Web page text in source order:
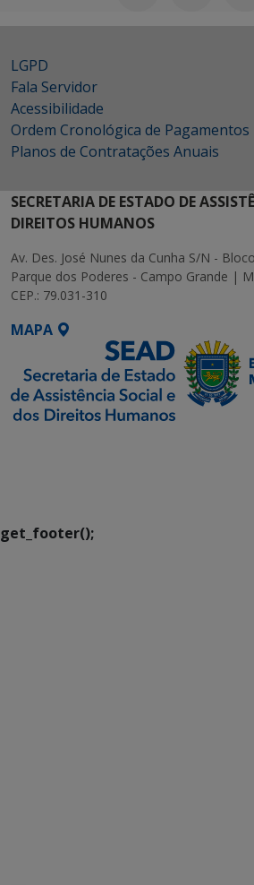
LGPD
Fala Servidor
Acessibilidade
Ordem Cronológica de Pagamentos
Planos de Contratações Anuais
SECRETARIA DE ESTADO DE
DIREITOS HUMANOS
Av. Des. José Nunes da Cunha S/N -
Parque dos Poderes - Campo Grande |
CEP.: 79.031-310
MAPA
get_footer();